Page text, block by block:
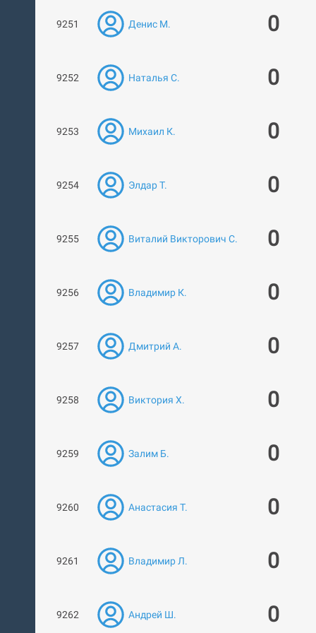
9251 Денис М. 0
9252 Наталья С. 0
9253 Михаил К. 0
9254 Элдар Т. 0
9255 Виталий Викторович С. 0
9256 Владимир К. 0
9257 Дмитрий А. 0
9258 Виктория Х. 0
9259 Залим Б. 0
9260 Анастасия Т. 0
9261 Владимир Л. 0
9262 Андрей Ш. 0